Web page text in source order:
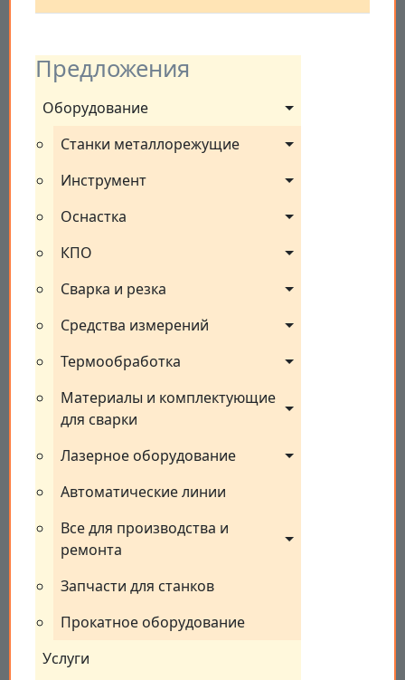
Предложения
Оборудование
Станки металлорежущие
Инструмент
Оснастка
КПО
Сварка и резка
Средства измерений
Термообработка
Материалы и комплектующие
для сварки
Лазерное оборудование
Автоматические линии
Все для производства и
ремонта
Запчасти для станков
Прокатное оборудование
Услуги